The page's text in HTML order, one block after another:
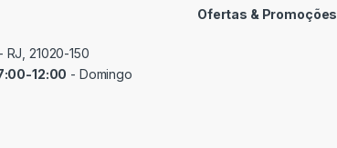
21020-150
12:00 - Domingo
Ofertas & Promoções